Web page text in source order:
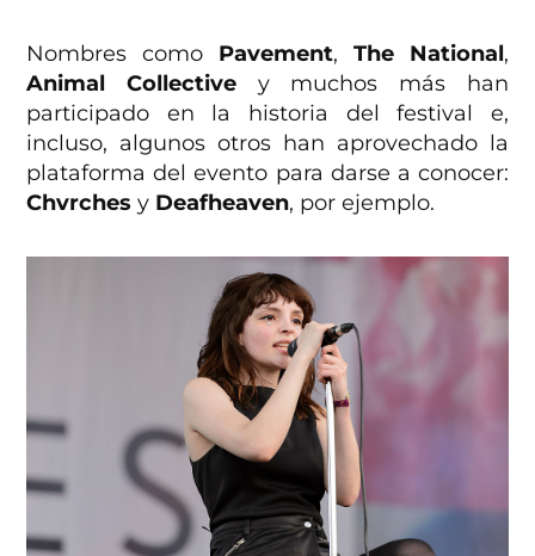
Nombres como Pavement, The National,
Animal Collective y muchos más han
participado en la historia del festival e,
incluso, algunos otros han aprovechado la
plataforma del evento para darse a conocer:
Chvrches y Deafheaven, por ejemplo.